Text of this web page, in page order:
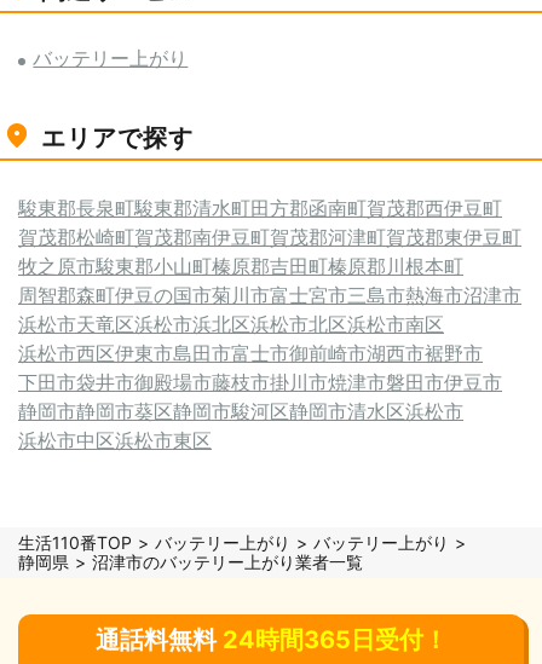
バッテリー上がり
エリアで探す
駿東郡長泉町駿東郡清水町田方郡函南町賀茂郡西伊豆町
賀茂郡松崎町賀茂郡南伊豆町賀茂郡河津町賀茂郡東伊豆町
牧之原市駿東郡小山町榛原郡吉田町榛原郡川根本町
周智郡森町伊豆の国市菊川市富士宮市三島市熱海市沼津市
浜松市天竜区浜松市浜北区浜松市北区浜松市南区
浜松市西区伊東市島田市富士市御前崎市湖西市裾野市
下田市袋井市御殿場市藤枝市掛川市焼津市磐田市伊豆市
静岡市静岡市葵区静岡市駿河区静岡市清水区浜松市
浜松市中区浜松市東区
生活110番TOP バッテリー上がり
バッテリー上がり
静岡県
沼津市のバッテリー上がり業者一覧
通話料無料 24時間365日受付！